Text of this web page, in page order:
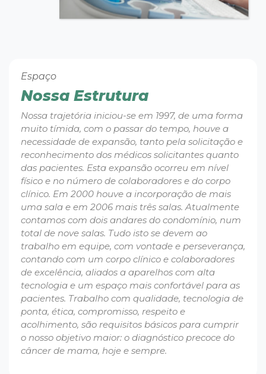
Espaço
Nossa Estrutura
Nossa trajetória iniciou-se em 1997, de uma forma
muito tímida, com o passar do tempo, houve a
necessidade de expansão, tanto pela solicitação e
reconhecimento dos médicos solicitantes quanto
das pacientes. Esta expansão ocorreu em nível
físico e no número de colaboradores e do corpo
clínico. Em 2000 houve a incorporação de mais
uma sala e em 2006 mais três salas. Atualmente
contamos com dois andares do condomínio, num
total de nove salas. Tudo isto se devem ao
trabalho em equipe, com vontade e perseverança,
contando com um corpo clínico e colaboradores
de excelência, aliados a aparelhos com alta
tecnologia e um espaço mais confortável para as
pacientes. Trabalho com qualidade, tecnologia de
ponta, ética, compromisso, respeito e
acolhimento, são requisitos básicos para cumprir
o nosso objetivo maior: o diagnóstico precoce do
câncer de mama, hoje e sempre.